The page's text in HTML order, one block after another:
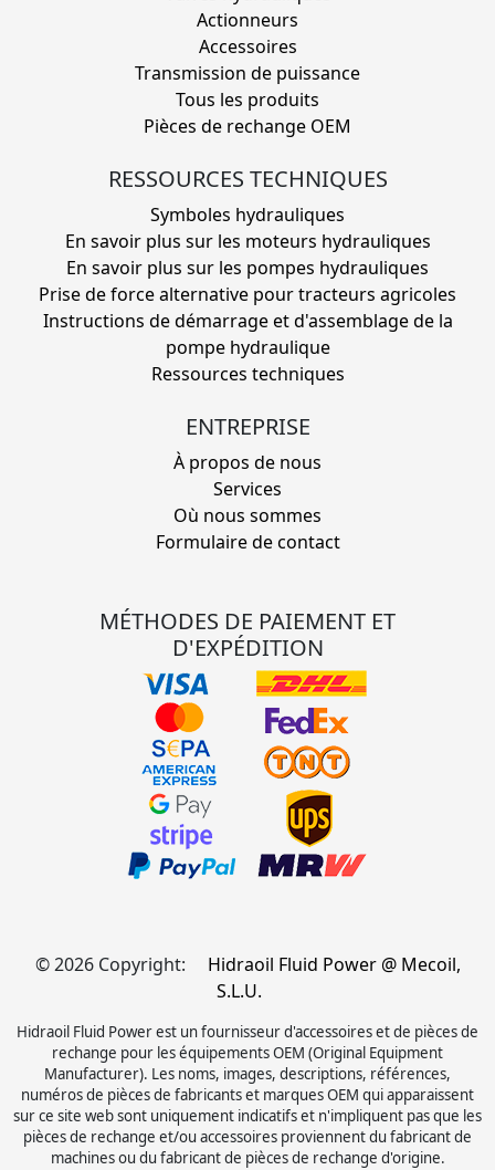
Actionneurs
Accessoires
Transmission de puissance
Tous les produits
Pièces de rechange OEM
RESSOURCES TECHNIQUES
Symboles hydrauliques
En savoir plus sur les moteurs hydrauliques
En savoir plus sur les pompes hydrauliques
Prise de force alternative pour tracteurs agricoles
Instructions de démarrage et d'assemblage de la
pompe hydraulique
Ressources techniques
ENTREPRISE
À propos de nous
Services
Où nous sommes
Formulaire de contact
MÉTHODES DE PAIEMENT ET
D'EXPÉDITION
© 2026 Copyright:
Hidraoil Fluid Power @ Mecoil,
S.L.U.
Hidraoil Fluid Power est un fournisseur d'accessoires et de pièces de
rechange pour les équipements OEM (Original Equipment
Manufacturer). Les noms, images, descriptions, références,
numéros de pièces de fabricants et marques OEM qui apparaissent
sur ce site web sont uniquement indicatifs et n'impliquent pas que les
pièces de rechange et/ou accessoires proviennent du fabricant de
machines ou du fabricant de pièces de rechange d'origine.